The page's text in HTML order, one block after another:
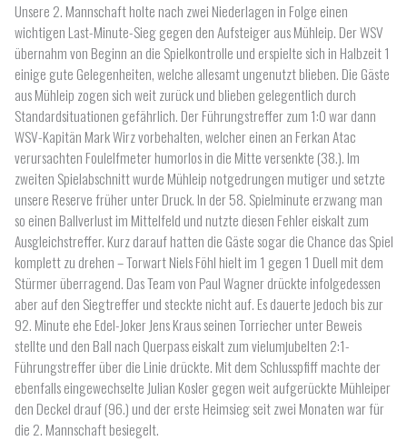
Unsere 2. Mannschaft holte nach zwei Niederlagen in Folge einen
wichtigen Last-Minute-Sieg gegen den Aufsteiger aus Mühleip. Der WSV
übernahm von Beginn an die Spielkontrolle und erspielte sich in Halbzeit 1
einige gute Gelegenheiten, welche allesamt ungenutzt blieben. Die Gäste
aus Mühleip zogen sich weit zurück und blieben gelegentlich durch
Standardsituationen gefährlich. Der Führungstreffer zum 1:0 war dann
WSV-Kapitän Mark Wirz vorbehalten, welcher einen an Ferkan Atac
verursachten Foulelfmeter humorlos in die Mitte versenkte (38.). Im
zweiten Spielabschnitt wurde Mühleip notgedrungen mutiger und setzte
unsere Reserve früher unter Druck. In der 58. Spielminute erzwang man
so einen Ballverlust im Mittelfeld und nutzte diesen Fehler eiskalt zum
Ausgleichstreffer. Kurz darauf hatten die Gäste sogar die Chance das Spiel
komplett zu drehen – Torwart Niels Föhl hielt im 1 gegen 1 Duell mit dem
Stürmer überragend. Das Team von Paul Wagner drückte infolgedessen
aber auf den Siegtreffer und steckte nicht auf. Es dauerte jedoch bis zur
92. Minute ehe Edel-Joker Jens Kraus seinen Torriecher unter Beweis
stellte und den Ball nach Querpass eiskalt zum vielumjubelten 2:1-
Führungstreffer über die Linie drückte. Mit dem Schlusspfiff machte der
ebenfalls eingewechselte Julian Kosler gegen weit aufgerückte Mühleiper
den Deckel drauf (96.) und der erste Heimsieg seit zwei Monaten war für
die 2. Mannschaft besiegelt.